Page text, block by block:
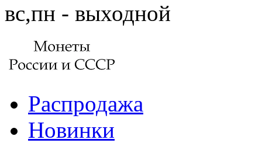
вс,пн - выходной
Распродажа
Новинки